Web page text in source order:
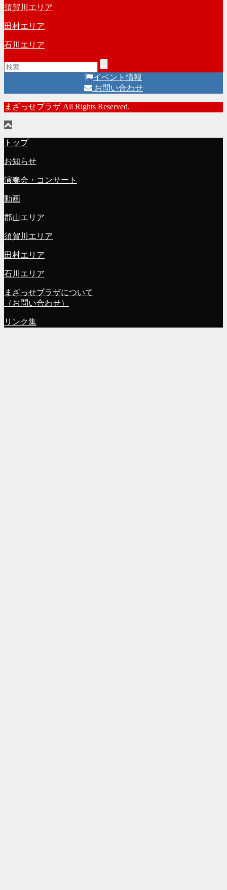
須賀川エリア
田村エリア
石川エリア
イベント情報
お問い合わせ
まざっせプラザ All Rights Reserved.
トップ
お知らせ
演奏会・コンサート
動画
郡山エリア
須賀川エリア
田村エリア
石川エリア
まざっせプラザについて
（お問い合わせ）
リンク集